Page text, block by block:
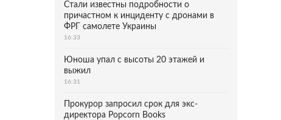
Стали известны подробности о
причастном к инциденту с дронами в
ФРГ самолете Украины
16:33
Юноша упал с высоты 20 этажей и
выжил
16:31
Прокурор запросил срок для экс-
директора Popcorn Books